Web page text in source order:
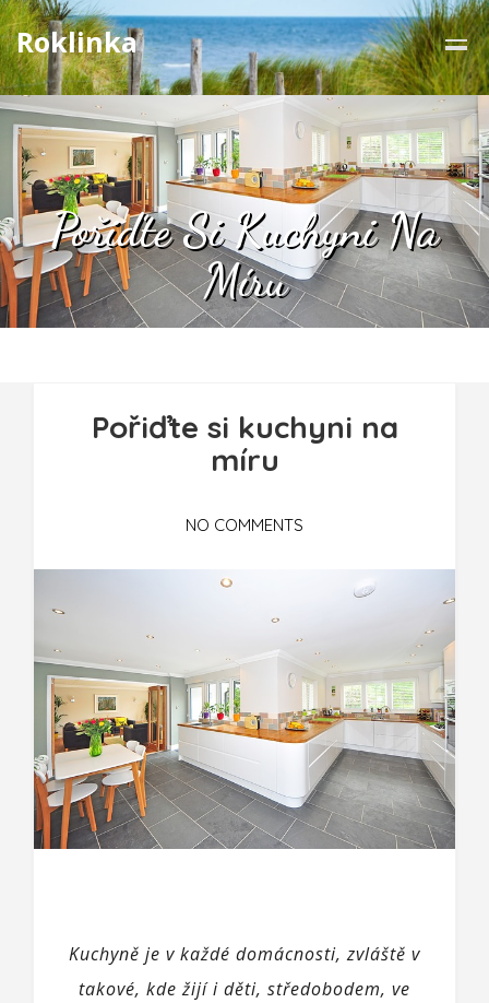
Roklinka
Pořiďte Si Kuchyni Na
Míru
Pořiďte si kuchyni na
míru
NO COMMENTS
Kuchyně je v každé domácnosti, zvláště v
takové, kde žijí i děti, středobodem, ve